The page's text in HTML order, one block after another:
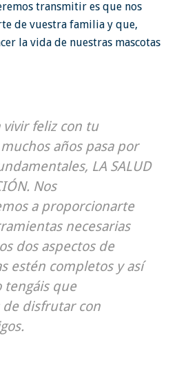
transmitir es que nos
de vuestra familia y que,
la vida de nuestras mascotas
vivir feliz con tu
años pasa por
LA SALUD
Nos
a proporcionarte
necesarias
dos aspectos de
estén completos y así
tengáis que
disfrutar con